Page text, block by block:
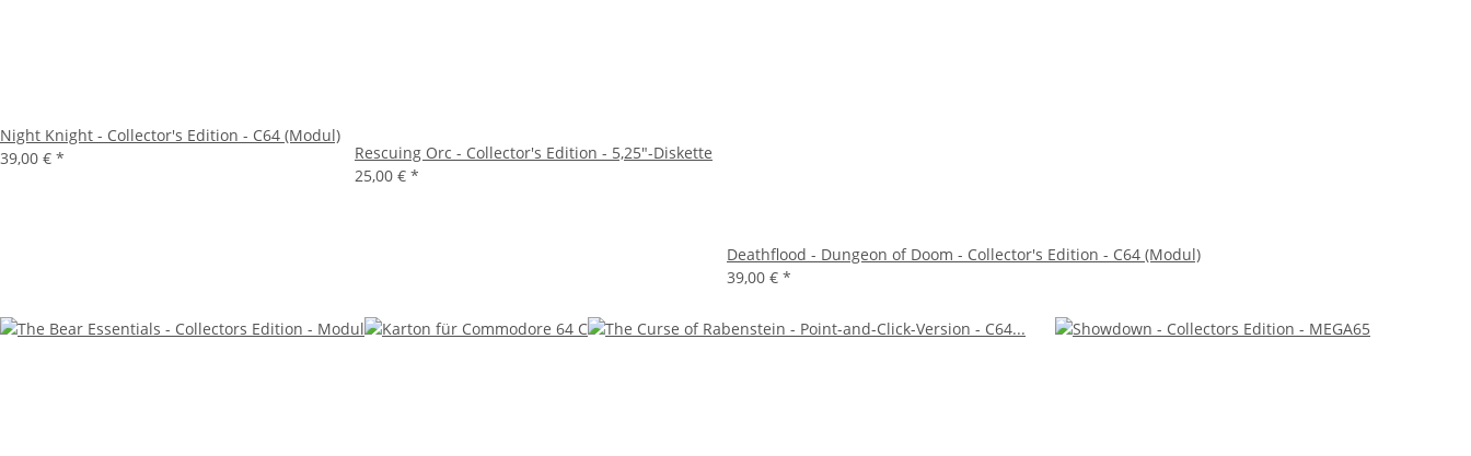
Night Knight - Collector's Edition - C64 (Modul)
39,00 € *
Rescuing Orc - Collector's Edition - 5,25"-Diskette
25,00 € *
Deathflood - Dungeon of Doom - Collector's Edition - C64 (Modul)
39,00 € *